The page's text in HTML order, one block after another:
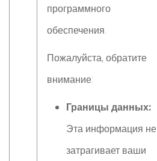
программного
обеспечения.
Пожалуйста, обратите
внимание:
Границы данных:
Эта информация не
затрагивает ваши